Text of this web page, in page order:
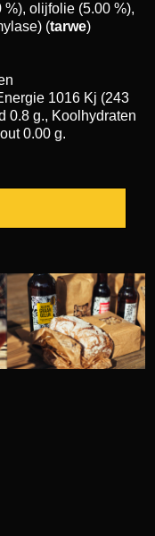
%), olijfolie (5.00 %),
(tarwe)
1016 Kj (243
0.8 g., Koolhydraten
0.00 g.